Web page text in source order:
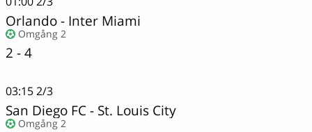
Orlando- Inter Miami
Omgång 2
2 - 4
03:152/3
San Diego FC- St. Louis City
Omgång 2